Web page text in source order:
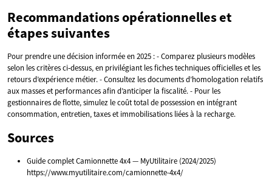
Recommandations opérationnelles et
étapes suivantes
Pour prendre une décision informée en 2025 : - Comparez plusieurs modèles
selon les critères ci‑dessus, en privilégiant les fiches techniques officielles et les
retours d’expérience métier. - Consultez les documents d’homologation relatifs
aux masses et performances afin d’anticiper la fiscalité. - Pour les
gestionnaires de flotte, simulez le coût total de possession en intégrant
consommation, entretien, taxes et immobilisations liées à la recharge.
Sources
Guide complet Camionnette 4x4 — MyUtilitaire (2024/2025)
https://www.myutilitaire.com/camionnette-4x4/